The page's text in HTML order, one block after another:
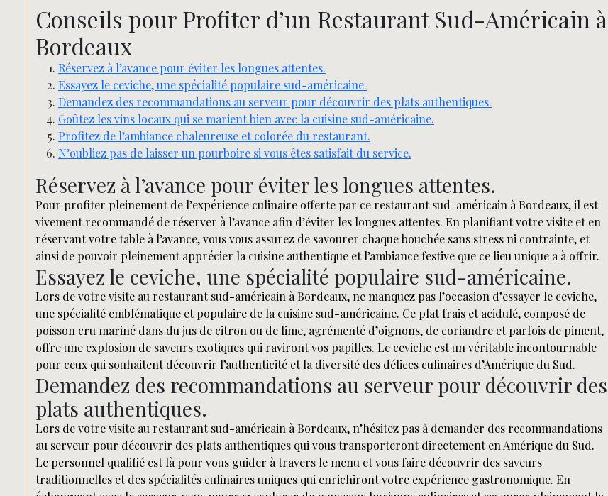
Conseils pour Profiter d’un Restaurant Sud-Américain à
Bordeaux
Réservez à l’avance pour éviter les longues attentes.
Essayez le ceviche, une spécialité populaire sud-américaine.
Demandez des recommandations au serveur pour découvrir des plats authentiques.
Goûtez les vins locaux qui se marient bien avec la cuisine sud-américaine.
Profitez de l’ambiance chaleureuse et colorée du restaurant.
N’oubliez pas de laisser un pourboire si vous êtes satisfait du service.
Réservez à l’avance pour éviter les longues attentes.
Pour profiter pleinement de l’expérience culinaire offerte par ce restaurant sud-américain à Bordeaux, il est
vivement recommandé de réserver à l’avance afin d’éviter les longues attentes. En planifiant votre visite et en
réservant votre table à l’avance, vous vous assurez de savourer chaque bouchée sans stress ni contrainte, et
ainsi de pouvoir pleinement apprécier la cuisine authentique et l’ambiance festive que ce lieu unique a à offrir.
Essayez le ceviche, une spécialité populaire sud-américaine.
Lors de votre visite au restaurant sud-américain à Bordeaux, ne manquez pas l’occasion d’essayer le ceviche,
une spécialité emblématique et populaire de la cuisine sud-américaine. Ce plat frais et acidulé, composé de
poisson cru mariné dans du jus de citron ou de lime, agrémenté d’oignons, de coriandre et parfois de piment,
offre une explosion de saveurs exotiques qui raviront vos papilles. Le ceviche est un véritable incontournable
pour ceux qui souhaitent découvrir l’authenticité et la diversité des délices culinaires d’Amérique du Sud.
Demandez des recommandations au serveur pour découvrir des
plats authentiques.
Lors de votre visite au restaurant sud-américain à Bordeaux, n’hésitez pas à demander des recommandations
au serveur pour découvrir des plats authentiques qui vous transporteront directement en Amérique du Sud.
Le personnel qualifié est là pour vous guider à travers le menu et vous faire découvrir des saveurs
traditionnelles et des spécialités culinaires uniques qui enrichiront votre expérience gastronomique. En